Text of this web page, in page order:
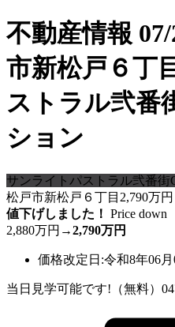
不動産情報
市新松戸６丁
ストラル弐番
ション
サンライトパストラル弐番街
松戸市新松戸６丁目 2,790万円
値下げしました！ Price down
2,880万円 →2,790万円
価格改定日:令和8年06月
当日見学可能です!（無料）